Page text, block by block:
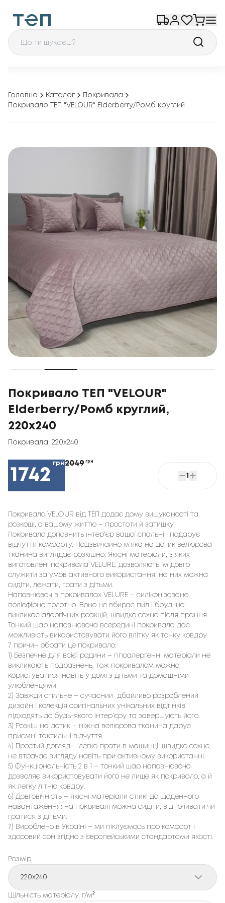
Головна Каталог
Покривала
Покривало ТЕП "VELOUR" Elderberry/Ромб круглий
Покривало ТЕП "VELOUR"
Elderberry/Ромб круглий,
220x240
Покривала 220x240
1742
грн2049 грн
1
Покривало VELOUR від ТЕП додає дому вишуканості та
розкоші, а вашому життю – простоти й затишку.
Покривало доповнить інтер'єр вашої спальні і подарує
відчуття комфорту. Надзвичайно м’яка на дотик велюрова
тканина виглядає розкішно. Якісні матеріали, з яких
виготовлені покривала VELURE, дозволяють їм довго
служити за умов активного використання: на них можна
сидіти, лежати, грати з дітьми.
Наповнювач в покривалах VELURE – силіконізоване
поліефірне полотно. Воно не вбирає пил і бруд, не
викликає алергічних реакцій, швидко сохне після прання.
Тонкий шар наповнювача всередині покривала дає
можливість використовувати його влітку як тонку ковдру.
7 причин обрати це покривало:
1) ​​Безпечне для всієї родини – гіпоалергенні матеріали не
викликають подразнень, тож покривалом можна
користуватися навіть у домі з дітьми та домашніми
улюбленцями
2) Завжди стильне – сучасний дбайливо розроблений
дизайн і колекція оригінальних унікальних відтінків
підходять до будь-якого інтер’єру та завершують його.
3) Розкіш на дотик – ніжна велюрова тканина дарує
приємні тактильні відчуття
4) Простий догляд – легко прати в машинці, швидко сохне,
не втрачає вигляду навіть при активному використанні.
5) Функціональність 2 в 1 – тонкий шар наповнювача
дозволяє використовувати його не лише як покривало, а й
як легку літню ковдру.
6) Довговічність – якісні матеріали стійкі до щоденного
навантаження: на покривалі можна сидіти, відпочивати чи
гратися з дітьми.
7) Вироблено в Україні – ми піклуємось про комфорт і
здоровий сон згідно з європейськими стандартами якості.
Розмір
220x240
Щільність матеріалу, г/м²